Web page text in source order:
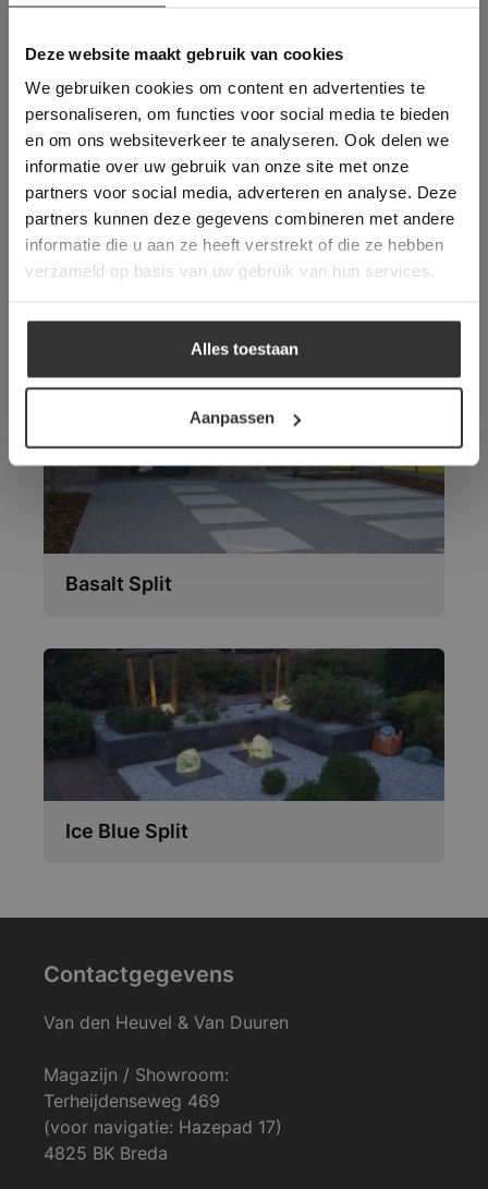
Deze website maakt gebruik van cookies
We gebruiken cookies om content en advertenties te
personaliseren, om functies voor social media te bieden
en om ons websiteverkeer te analyseren. Ook delen we
informatie over uw gebruik van onze site met onze
partners voor social media, adverteren en analyse. Deze
partners kunnen deze gegevens combineren met andere
informatie die u aan ze heeft verstrekt of die ze hebben
verzameld op basis van uw gebruik van hun services.
Alles toestaan
Aanpassen
Vloeren die wellicht ook
uw interesse hebben:
Basalt Split
Ice Blue Split
Contactgegevens
Van den Heuvel & Van Duuren
Magazijn / Showroom:
Terheijdenseweg 469
(voor navigatie: Hazepad 17)
4825 BK Breda
gebruik van cookies.
This Cookie Banner was deleted and is no
longer working. Please contact the website
administrator.
Deze website gebruikt cookies om de
gebruikerservaring te verbeteren. Door
gebruik te maken van onze website geeft u
toestemming voor alle cookies in
overeenstemming met ons cookiebeleid.Lees
verder
ALLES ACCEPTEREN
ALLES AFWIJZEN
DETAILS WEERGEVEN